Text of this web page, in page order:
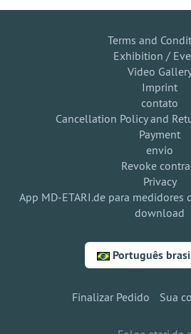
Terms and
Exhibition /
Video
Imprint
contato
Cancellation Policy and
Payment
envio
Revoke
Privacy
App MD-ETARI.de para medidores
download
Português
Finalizar Pedido Sua